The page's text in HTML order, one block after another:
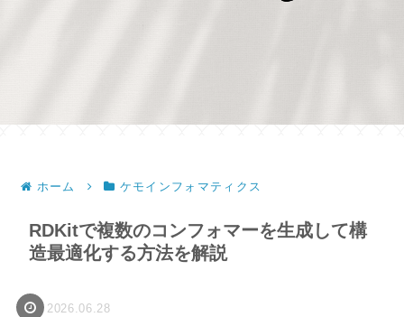
ホーム ケモインフォマティクス
RDKitで複数のコンフォマーを生成して構
造最適化する方法を解説
2026.06.28